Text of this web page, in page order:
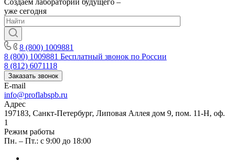
Создаём лаборатории будущего –
уже сегодня
8 (800) 1009881
8 (800) 1009881 Бесплатный звонок по России
8 (812) 6071118
Заказать звонок
E-mail
info@proflabspb.ru
Адрес
197183, Санкт-Петербург, Липовая Аллея дом 9, пом. 11-Н, оф.
1
Режим работы
Пн. – Пт.: с 9:00 до 18:00